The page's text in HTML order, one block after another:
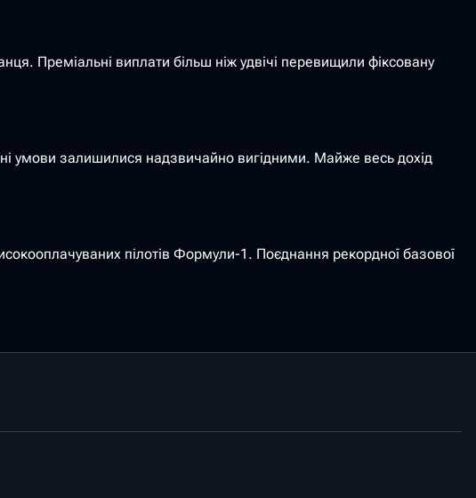
Преміальні виплати більш ніж удвічі перевищили фіксовану
умови залишилися надзвичайно вигідними. Майже весь дохід
пілотів Формули-1. Поєднання рекордної базової